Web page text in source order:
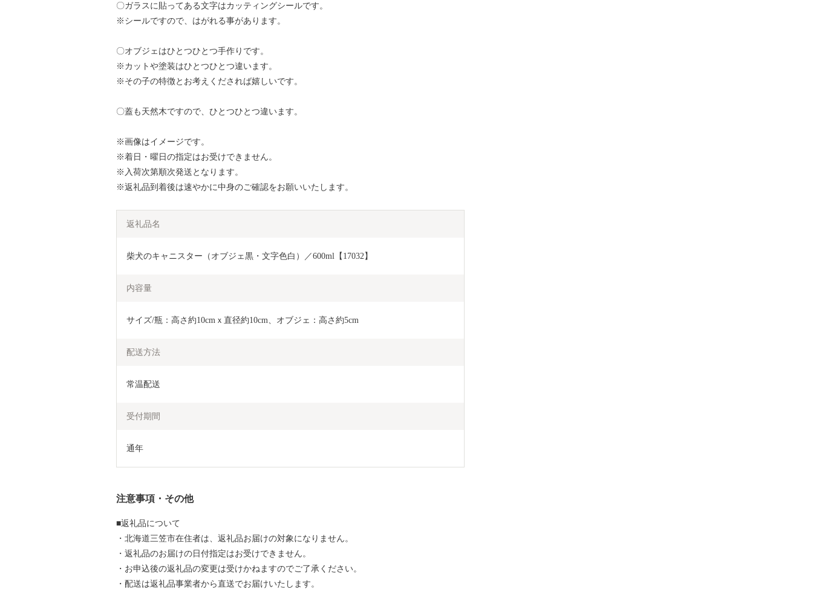
〇ガラスに貼ってある文字はカッティングシールです。
※シールですので、はがれる事があります。
〇オブジェはひとつひとつ手作りです。
※カットや塗装はひとつひとつ違います。
※その子の特徴とお考えくだされば嬉しいです。
〇蓋も天然木ですので、ひとつひとつ違います。
※画像はイメージです。
※着日・曜日の指定はお受けできません。
※入荷次第順次発送となります。
※返礼品到着後は速やかに中身のご確認をお願いいたします。
返礼品名
柴犬のキャニスター（オブジェ黒・文字色白）／600ml【17032】
内容量
サイズ/瓶：高さ約10cmｘ直径約10cm、オブジェ：高さ約5cm
配送方法
常温配送
受付期間
通年
注意事項・その他
■返礼品について
・北海道三笠市在住者は、返礼品お届けの対象になりません。
・返礼品のお届けの日付指定はお受けできません。
・お申込後の返礼品の変更は受けかねますのでご了承ください。
・配送は返礼品事業者から直送でお届けいたします。